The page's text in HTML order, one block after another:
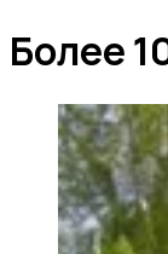
Более